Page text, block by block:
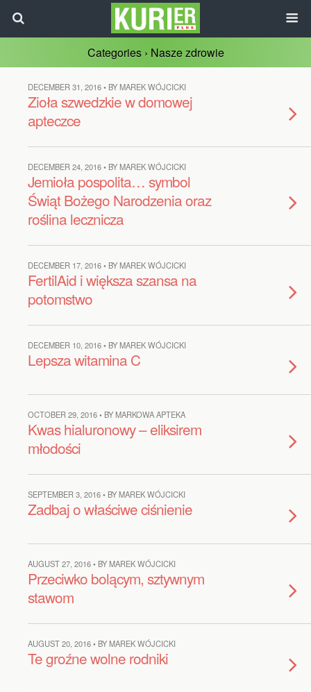
Categories › Nasze zdrowie
DECEMBER 31, 2016 • BY MAREK WÓJCICKI
Zioła szwedzkie w domowej
apteczce
DECEMBER 24, 2016 • BY MAREK WÓJCICKI
Jemioła pospolita… symbol
Świąt Bożego Narodzenia oraz
roślina lecznicza
DECEMBER 17, 2016 • BY MAREK WÓJCICKI
FertilAid i większa szansa na
potomstwo
DECEMBER 10, 2016 • BY MAREK WÓJCICKI
Lepsza witamina C
OCTOBER 29, 2016 • BY MARKOWA APTEKA
Kwas hialuronowy – eliksirem
młodości
SEPTEMBER 3, 2016 • BY MAREK WÓJCICKI
Zadbaj o właściwe ciśnienie
AUGUST 27, 2016 • BY MAREK WÓJCICKI
Przeciwko bolącym, sztywnym
stawom
AUGUST 20, 2016 • BY MAREK WÓJCICKI
Te groźne wolne rodniki